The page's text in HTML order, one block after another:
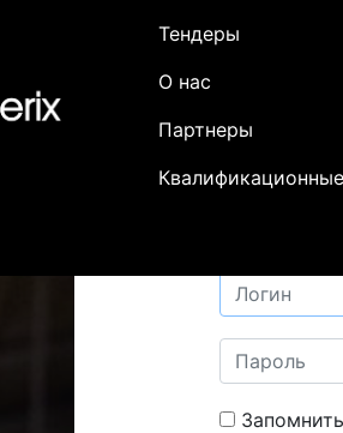
Тендеры
О нас
Партнеры